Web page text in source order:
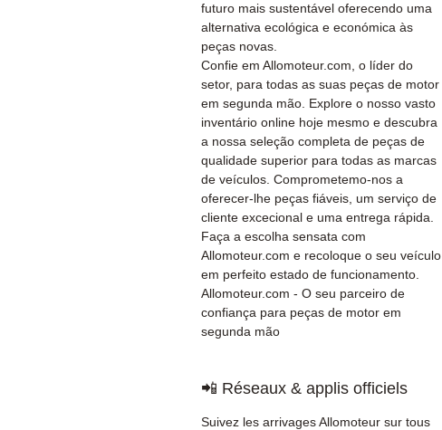
futuro mais sustentável oferecendo uma
alternativa ecológica e económica às
peças novas.
Confie em Allomoteur.com, o líder do
setor, para todas as suas peças de motor
em segunda mão. Explore o nosso vasto
inventário online hoje mesmo e descubra
a nossa seleção completa de peças de
qualidade superior para todas as marcas
de veículos. Comprometemo-nos a
oferecer-lhe peças fiáveis, um serviço de
cliente excecional e uma entrega rápida.
Faça a escolha sensata com
Allomoteur.com e recoloque o seu veículo
em perfeito estado de funcionamento.
Allomoteur.com - O seu parceiro de
confiança para peças de motor em
segunda mão
📲 Réseaux & applis officiels
Suivez les arrivages Allomoteur sur tous